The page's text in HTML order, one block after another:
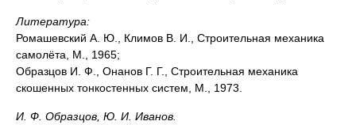
Литература:
Ромашевский А. Ю., Климов В. И., Строительная механика
самолёта, М., 1965;
Образцов И. Ф., Онанов Г. Г., Строительная механика
скошенных тонкостенных систем, М., 1973.
И. Ф. Образцов, Ю. И. Иванов.